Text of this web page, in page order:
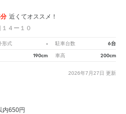
近くてオススメ！
４ー１０
形式 - 駐車台数 6台
190cm 車高 200cm
2026年7月27日 更新
内650円